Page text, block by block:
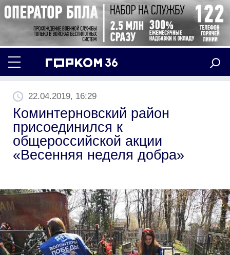
22.04.2019, 16:29
Коминтерновский район
присоединился к
общероссийской акции
«Весенняя неделя добра»